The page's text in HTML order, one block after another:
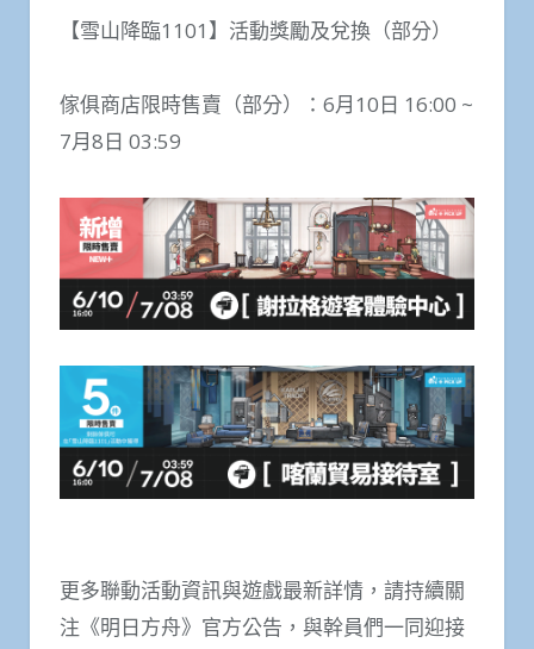
【雪山降臨1101】活動獎勵及兌換（部分）
傢俱商店限時售賣（部分）：6月10日 16:00 ~
7月8日 03:59
更多聯動活動資訊與遊戲最新詳情，請持續關
注《明日方舟》官方公告，與幹員們一同迎接